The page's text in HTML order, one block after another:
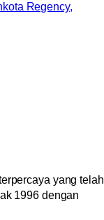
Regency,
yang telah
1996 dengan